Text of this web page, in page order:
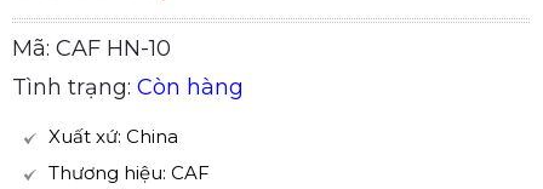
Mã: CAF HN-10
Tình trạng: Còn hàng
Xuất xứ: China
Thương hiệu: CAF